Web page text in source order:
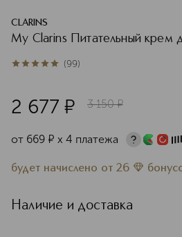
CLARINS
My Clarins Питательный крем
4.9из 599 (99)
2 677 ¤ 3 150 ¤
от 669 ¤ х 4 платежа
будет начислено от 26
Наличие и доставка